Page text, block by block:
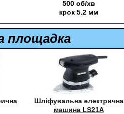
500 об/хв
крок 5.2 мм
площадка
Шліфувальна електрична
машина LS21A